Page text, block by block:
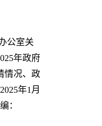
公室关
年政府
情况、政
年1月
：